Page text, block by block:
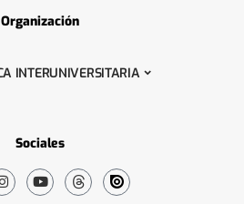
Organización
INTERUNIVERSITARIA
Sociales